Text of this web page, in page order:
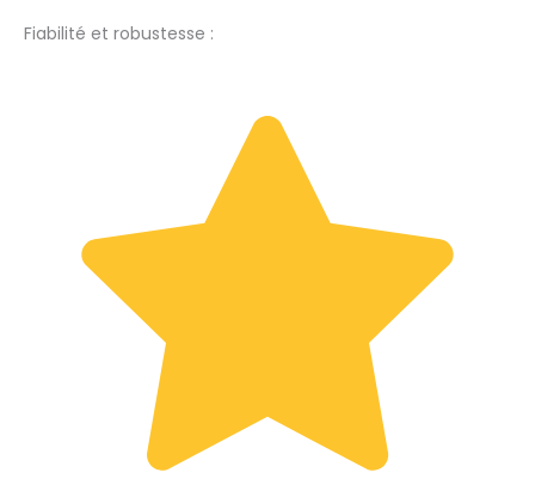
Fiabilité et robustesse :